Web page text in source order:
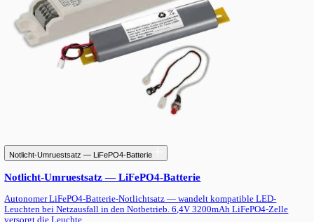
Alle Produkte anzeigen